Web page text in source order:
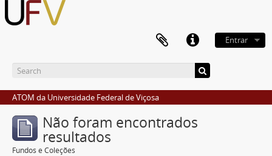
Entrar
ATOM da Universidade Federal de Viçosa
Não foram encontrados
resultados
Fundos e Coleções